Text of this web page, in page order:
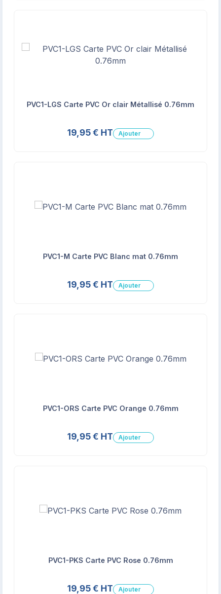
PVC1-LGS Carte PVC Or clair Métallisé 0.76mm
19,95 € HT Ajouter
PVC1-M Carte PVC Blanc mat 0.76mm
19,95 € HT Ajouter
PVC1-ORS Carte PVC Orange 0.76mm
19,95 € HT Ajouter
PVC1-PKS Carte PVC Rose 0.76mm
19,95 € HT Ajouter